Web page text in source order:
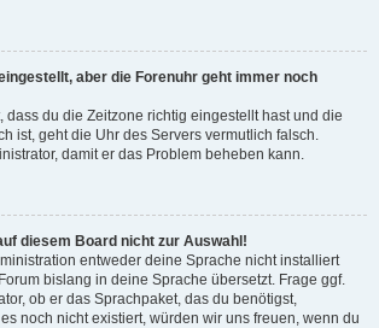
aber die Forenuhr geht immer noch
dass du die Zeitzone richtig eingestellt hast und die
ist, geht die Uhr des Servers vermutlich falsch.
damit er das Problem beheben kann.
diesem Board nicht zur Auswahl!
entweder deine Sprache nicht installiert
bislang in deine Sprache übersetzt. Frage ggf.
ob er das Sprachpaket, das du benötigst,
noch nicht existiert, würden wir uns freuen, wenn du